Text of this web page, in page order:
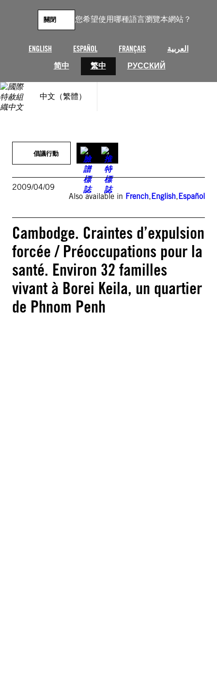
您希望使用哪種語言瀏覽本網站？
ENGLISH ESPAÑOL FRANÇAIS
العربية
简中
繁中 РУССКИЙ
關閉
中文（繁體）
倡議行動
2009/04/09
Also available in French,English,Español
Cambodge. Craintes d’expulsion
forcée / Préoccupations pour la
santé. Environ 32 familles
vivant à Borei Keila, un quartier
de Phnom Penh